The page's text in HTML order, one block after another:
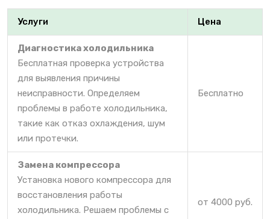
Услуги Цена
Диагностика холодильника
Бесплатная проверка устройства
для выявления причины
неисправности. Определяем
проблемы в работе холодильника,
такие как отказ охлаждения, шум
или протечки.
Бесплатно
Замена компрессора
Установка нового компрессора для
восстановления работы
холодильника. Решаем проблемы с
от 4000 руб.